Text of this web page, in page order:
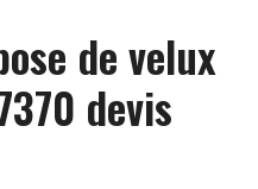
de velux
devis